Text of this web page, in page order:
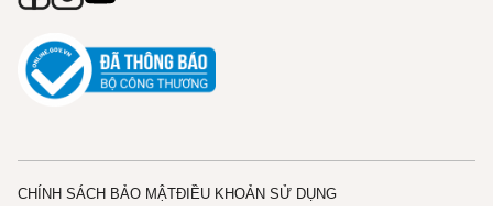
CHÍNH SÁCH BẢO MẬTĐIỀU KHOẢN SỬ DỤNG